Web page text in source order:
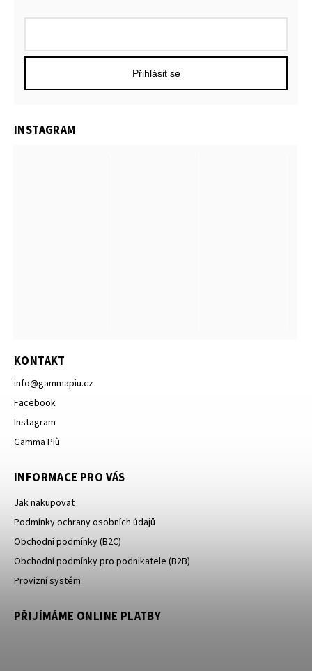
KONTAKT
info@gammapiu.cz
Facebook
Instagram
Gamma Più
INFORMACE PRO VÁS
Jak nakupovat
Podmínky ochrany osobních údajů
Obchodní podmínky (B2C)
Obchodní podmínky pro podnikatele (B2B)
Provizní systém
Přihlásit se
PŘIJÍMÁME ONLINE PLATBY
INSTAGRAM